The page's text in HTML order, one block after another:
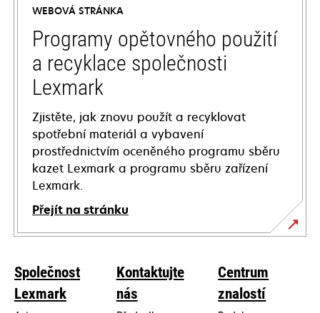
new
tab
WEBOVÁ STRÁNKA
Programy opětovného použití
a recyklace společnosti
Lexmark
Zjistěte, jak znovu použít a recyklovat
spotřební materiál a vybavení
prostřednictvím oceněného programu sběru
kazet Lexmark a programu sběru zařízení
Lexmark.
Přejít na stránku
Společnost
Lexmark
Kontaktujte
nás
Centrum
znalostí